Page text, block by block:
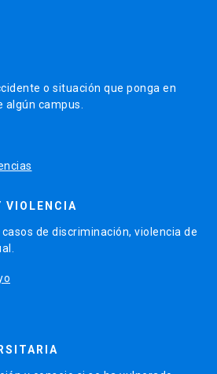
o situación que ponga en
algún campus.
VIOLENCIA
de discriminación, violencia de